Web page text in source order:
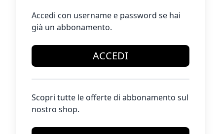
Accedi con username e password se hai
già un abbonamento.
ACCEDI
Scopri tutte le offerte di abbonamento sul
nostro shop.